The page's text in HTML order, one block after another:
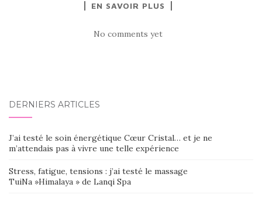
EN SAVOIR PLUS
No comments yet
DERNIERS ARTICLES
J’ai testé le soin énergétique Cœur Cristal… et je ne
m’attendais pas à vivre une telle expérience
Stress, fatigue, tensions : j’ai testé le massage
TuiNa »Himalaya » de Lanqi Spa